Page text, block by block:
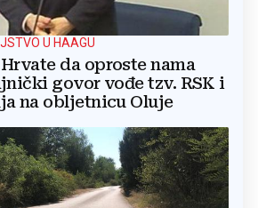
U HAAGU
da oproste nama
govor vođe tzv. RSK i
na obljetnicu Oluje